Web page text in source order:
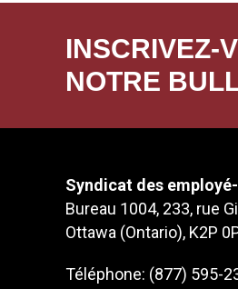
INSCRIVEZ-
NOTRE
Syndicat des
Bureau 1004, 233, rue
Ottawa (Ontario), K2P
Téléphone: (877) 595-